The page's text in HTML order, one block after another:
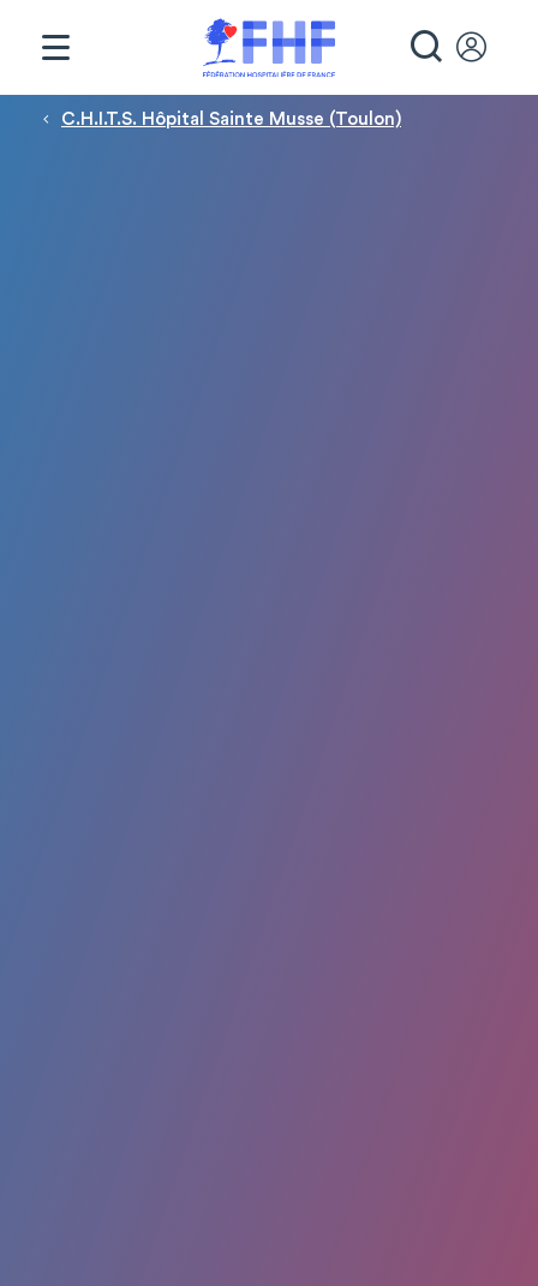
Fil d'Ariane
C.H.I.T.S. Hôpital Sainte Musse (Toulon)
Panneau de gestion des cookies